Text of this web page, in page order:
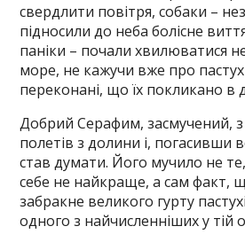
свердлити повітря, собаки –
підносили до неба болісне
паніки – почали хвилюватися
море, не кажучи вже про
переконані, що їх покликано в
Добрий Серафим, засмучений,
полетів з долини і, погасивши
став думати. Його мучило не
себе не найкраще, а сам факт,
забракне великого гурту
одного з найчисленніших у тій